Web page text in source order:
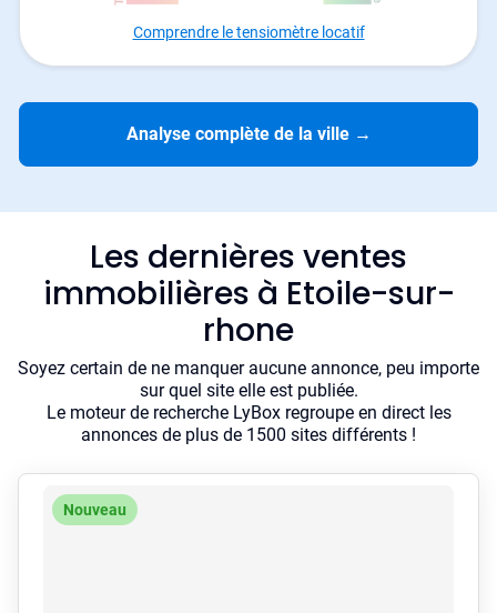
Comprendre le tensiomètre locatif
Analyse complète de la ville →
Les dernières ventes
immobilières à Etoile-sur-
rhone
Soyez certain de ne manquer aucune annonce, peu importe
sur quel site elle est publiée.
Le moteur de recherche LyBox regroupe en direct les
annonces de plus de 1500 sites différents !
Nouveau